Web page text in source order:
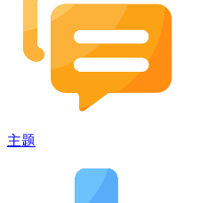
主题